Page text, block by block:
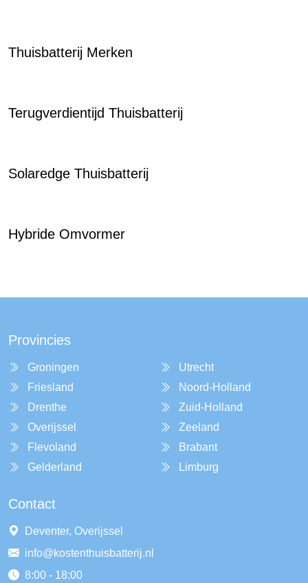
Thuisbatterij Merken
Terugverdientijd Thuisbatterij
Solaredge Thuisbatterij
Hybride Omvormer
Provincies
Groningen
Friesland
Drenthe
Overijssel
Flevoland
Gelderland
Utrecht
Noord-Holland
Zuid-Holland
Zeeland
Brabant
Limburg
Contact
Deventer, Overijssel
info@kostenthuisbatterij.nl
8:00 - 18:00